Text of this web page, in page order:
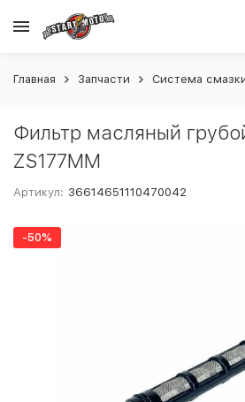
Главная Запчасти Система
Фильтр масляный
ZS177MM
Артикул: 36614651110470042
-50%